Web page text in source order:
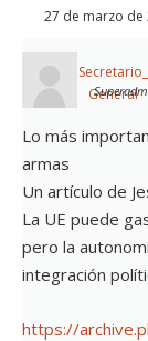
27 de marzo de
Secretario_
General
Lo más
armas
Un artículo de
La UE puede
pero la
integración
https://